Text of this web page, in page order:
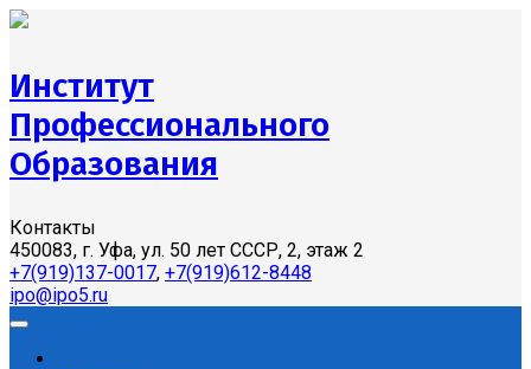
Институт
Профессионального
Образования
Контакты
450083, г. Уфа, ул. 50 лет СССР, 2, этаж 2
+7(919)137-0017, +7(919)612-8448
ipo@ipo5.ru